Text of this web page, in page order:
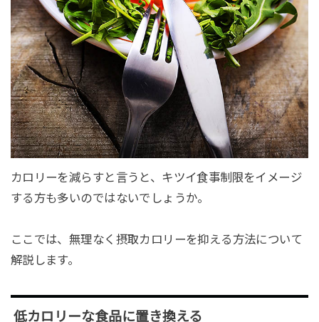
カロリーを減らすと言うと、キツイ食事制限をイメージ
する方も多いのではないでしょうか。
ここでは、無理なく摂取カロリーを抑える方法について
解説します。
低カロリーな食品に置き換える